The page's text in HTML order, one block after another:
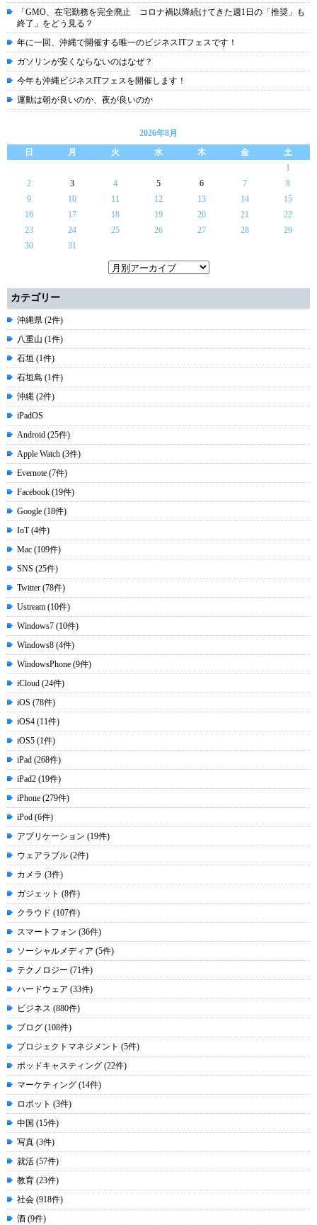
「GMO、在宅勤務を完全廃止 コロナ禍以降続けてきた週1日の「推奨」も
終了」をどう見る？
年に一回、沖縄で開催する唯一のビジネスITフェスです！
ガソリンが安くならないのはなぜ？
今年も沖縄ビジネスITフェスを開催します！
運動は朝が良いのか、夜が良いのか
2026年8月
日
月 火 水 木 金
土
1
2
3 4 5 6 7
8
9
10 11 12 13 14
15
16
17 18 19 20 21
22
23
24 25 26 27 28
29
30
31
カテゴリー
沖縄県 (2件)
八重山 (1件)
石垣 (1件)
石垣島 (1件)
沖縄 (2件)
iPadOS
Android (25件)
Apple Watch (3件)
Evernote (7件)
Facebook (19件)
Google (18件)
IoT (4件)
Mac (109件)
SNS (25件)
Twitter (78件)
Ustream (10件)
Windows7 (10件)
Windows8 (4件)
WindowsPhone (9件)
iCloud (24件)
iOS (78件)
iOS4 (11件)
iOS5 (1件)
iPad (268件)
iPad2 (19件)
iPhone (279件)
iPod (6件)
アプリケーション (19件)
ウェアラブル (2件)
カメラ (3件)
ガジェット (8件)
クラウド (107件)
スマートフォン (36件)
ソーシャルメディア (5件)
テクノロジー (71件)
ハードウェア (33件)
ビジネス (880件)
ブログ (108件)
プロジェクトマネジメント (5件)
ポッドキャスティング (22件)
マーケティング (14件)
ロボット (3件)
中国 (15件)
写真 (3件)
就活 (57件)
教育 (23件)
社会 (918件)
酒 (9件)